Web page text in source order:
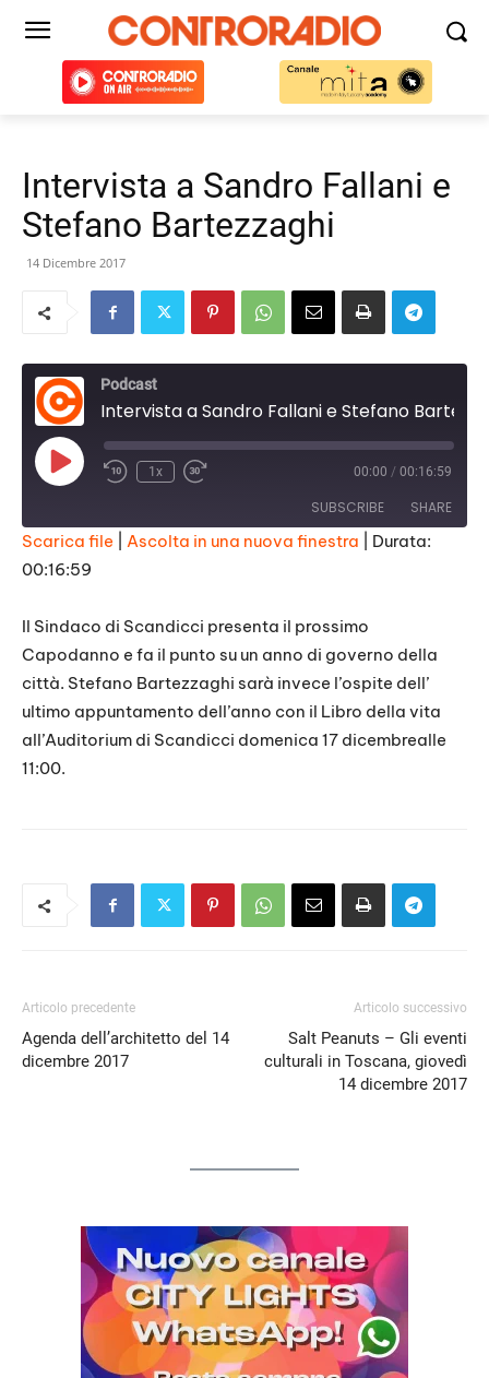
Intervista a Sandro Fallani e
Stefano Bartezzaghi
14 Dicembre 2017
Podcast
Play
Episode
1x 00:00 / 00:16:59
SUBSCRIBE SHARE
SHARE
LINK
EMBED
Scarica file Ascolta in una nuova finestra
Durata:
00:16:59
Il Sindaco di Scandicci presenta il prossimo
Capodanno e fa il punto su un anno di governo della
città. Stefano Bartezzaghi sarà invece l’ospite dell’
ultimo appuntamento dell’anno con il Libro della vita
all’Auditorium di Scandicci domenica 17 dicembrealle
11:00.
Articolo precedente
Agenda dell’architetto del 14
dicembre 2017
Articolo successivo
Salt Peanuts – Gli eventi
culturali in Toscana, giovedì
14 dicembre 2017